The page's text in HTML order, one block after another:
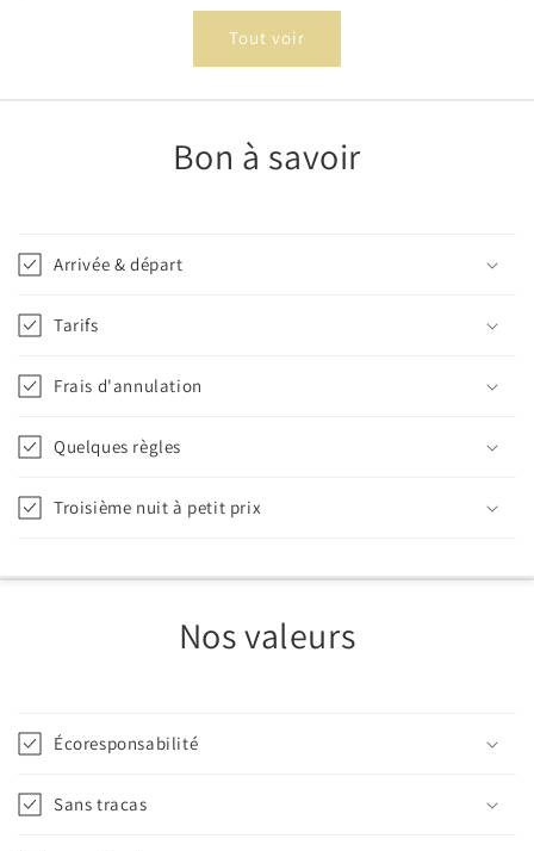
Tout voir
Bon à savoir
Arrivée & départ
Tarifs
Frais d'annulation
Quelques règles
Troisième nuit à petit prix
Nos valeurs
Écoresponsabilité
Sans tracas